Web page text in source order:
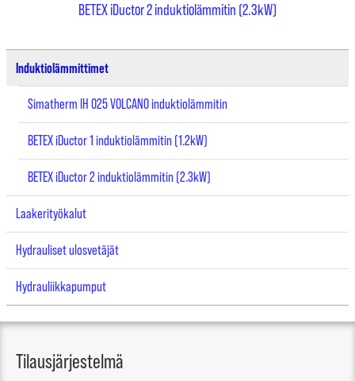
BETEX iDuctor 2 induktiolämmitin (2.3kW)
Induktiolämmittimet
Simatherm IH 025 VOLCANO induktiolämmitin
BETEX iDuctor 1 induktiolämmitin (1.2kW)
BETEX iDuctor 2 induktiolämmitin (2.3kW)
Laakerityökalut
Hydrauliset ulosvetäjät
Hydrauliikkapumput
Tilausjärjestelmä